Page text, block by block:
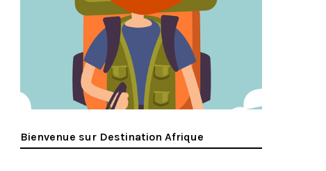
Bienvenue sur Destination Afrique